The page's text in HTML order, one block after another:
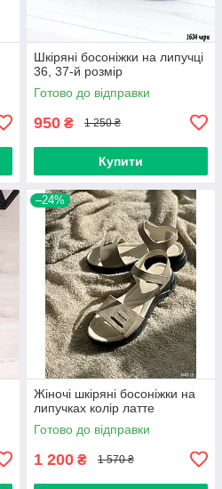
Шкіряні босоніжки на липучці
36, 37-й розмір
Готово до відправки
950 ₴ 1 250 ₴
Купити
–24%
Жіночі шкіряні босоніжки на
липучках колір латте
Готово до відправки
1 200 ₴ 1 570 ₴